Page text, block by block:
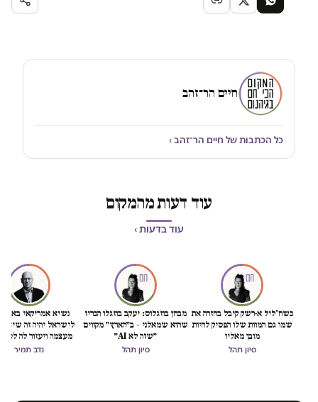
חיים הר־זהב
כל הכתבות של חיים הר־זהב ›
עוד דעות מהמקום
עוד בדעות ›
כשח'ליל א-רשק קיבל בחזרה את
שמו גם המוות שלו הפסיק להיות
מובן מאליו
סיון תהל
מבחן בוזגלוס: יעקב בוזגלו הכריז
שהוא שמאלני – ב״הארץ״ מקווים
״שזה לא AI״
סיון תהל
נשיא אמריקאי באמת
לישראל יהיה זה
מעצמה ויעזור לה
הכיבוש
נדב תמיר